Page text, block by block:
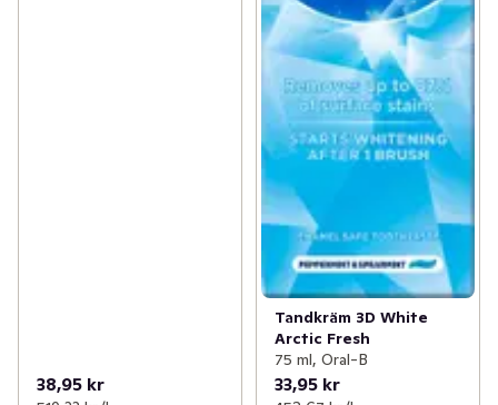
38,95 kr
Tandkräm 3D White
Arctic Fresh
75 ml, Oral-B
33,95 kr